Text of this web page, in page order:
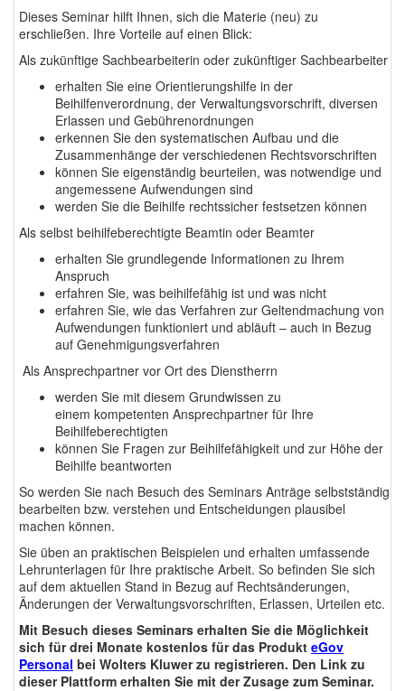
Dieses Seminar hilft Ihnen, sich die Materie (neu) zu
erschließen. Ihre Vorteile auf einen Blick:
Als zukünftige Sachbearbeiterin oder zukünftiger Sachbearbeiter
erhalten Sie eine Orientierungshilfe in der
Beihilfenverordnung, der Verwaltungsvorschrift, diversen
Erlassen und Gebührenordnungen
erkennen Sie den systematischen Aufbau und die
Zusammenhänge der verschiedenen Rechtsvorschriften
können Sie eigenständig beurteilen, was notwendige und
angemessene Aufwendungen sind
werden Sie die Beihilfe rechtssicher festsetzen können
Als selbst beihilfeberechtigte Beamtin oder Beamter
erhalten Sie grundlegende Informationen zu Ihrem
Anspruch
erfahren Sie, was beihilfefähig ist und was nicht
erfahren Sie, wie das Verfahren zur Geltendmachung von
Aufwendungen funktioniert und abläuft – auch in Bezug
auf Genehmigungsverfahren
Als Ansprechpartner vor Ort des Dienstherrn
werden Sie mit diesem Grundwissen zu
einem kompetenten Ansprechpartner für Ihre
Beihilfeberechtigten
können Sie Fragen zur Beihilfefähigkeit und zur Höhe der
Beihilfe beantworten
So werden Sie nach Besuch des Seminars Anträge selbstständig
bearbeiten bzw. verstehen und Entscheidungen plausibel
machen können.
Sie üben an praktischen Beispielen und erhalten umfassende
Lehrunterlagen für Ihre praktische Arbeit. So befinden Sie sich
auf dem aktuellen Stand in Bezug auf Rechtsänderungen,
Änderungen der Verwaltungsvorschriften, Erlassen, Urteilen etc.
Mit Besuch dieses Seminars erhalten Sie die Möglichkeit
sich für drei Monate kostenlos für das Produkt eGov
Personal bei Wolters Kluwer zu registrieren. Den Link zu
dieser Plattform erhalten Sie mit der Zusage zum Seminar.